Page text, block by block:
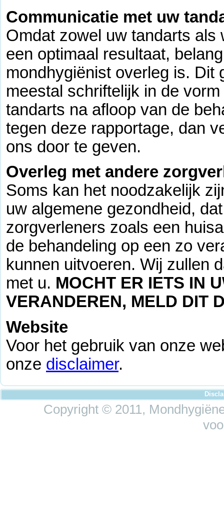
Communicatie met uw
Omdat zowel uw tandarts
een optimaal resultaat,
mondhygiënist overleg is. Dit
meestal schriftelijk in de
tandarts na afloop van de
tegen deze rapportage, dan
ons door te geven.
Overleg met andere
Soms kan het noodzakelijk
uw algemene gezondheid,
zorgverleners zoals een
de behandeling op een zo
kunnen uitvoeren. Wij zullen
met u. MOCHT ER IETS IN
VERANDEREN, MELD DIT
Website
Voor het gebruik van onze
onze disclaimer.
Copyright © 2011,